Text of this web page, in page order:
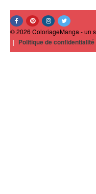
© 2026 ColoriageManga - un
| Politique de confidentialité